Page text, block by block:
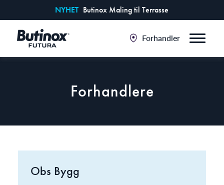
NYHET Butinox Maling til Terrasse
Forhandler
Forhandlere
Obs Bygg